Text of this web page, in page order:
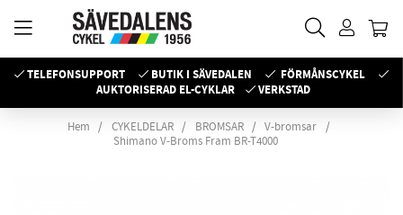
TELEFONSUPPORT BUTIK I SÄVEDALEN
FÖRMÅNSCYKEL
AUKTORISERAD EL-CYKLAR
VERKSTAD
Hem CYKELDELAR BROMSAR
V-bromsar
Shimano V-Broms Fram BR-T4000